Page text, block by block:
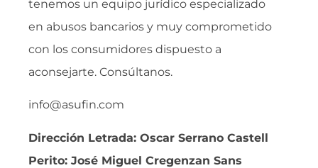
tenemos un equipo jurídico especializado
en abusos bancarios y muy comprometido
con los consumidores dispuesto a
aconsejarte. Consúltanos.
info@asufin.com
Dirección Letrada: Oscar Serrano Castell
Perito: José Miguel Cregenzan Sans